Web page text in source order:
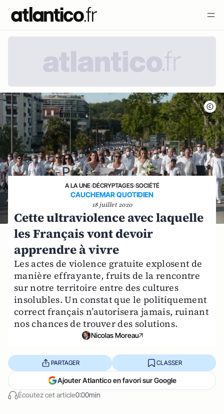
A LA UNE›DÉCRYPTAGES›SOCIÉTÉ
CAUCHEMAR QUOTIDIEN
18 juillet 2020
Cette ultraviolence avec laquelle
les Français vont devoir
apprendre à vivre
Les actes de violence gratuite explosent de
manière effrayante, fruits de la rencontre
sur notre territoire entre des cultures
insolubles. Un constat que le politiquement
correct français n’autorisera jamais, ruinant
nos chances de trouver des solutions.
Nicolas Moreau
Écoutez cet article0:00min
PARTAGER CLASSER
Ajouter Atlantico en favori sur Google